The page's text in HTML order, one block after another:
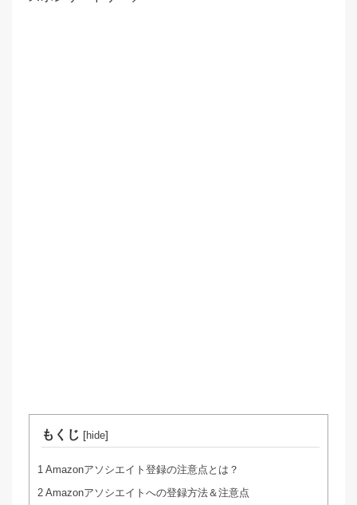
もくじ [hide]
1Amazonアソシエイト登録の注意点とは？
2Amazonアソシエイトへの登録方法＆注意点